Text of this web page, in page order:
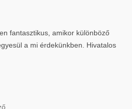
fantasztikus, amikor különböző
a mi érdekünkben. Hivatalos